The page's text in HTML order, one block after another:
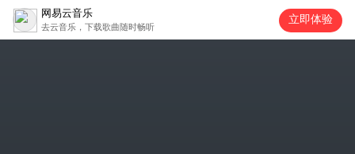
网易云音乐
去云音乐，下载歌曲随时畅听
立即体验